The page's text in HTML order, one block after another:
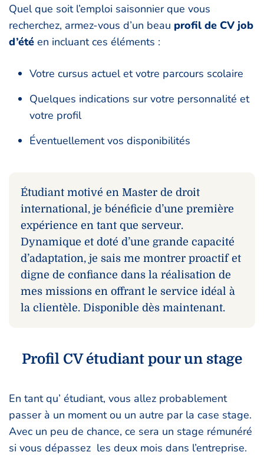
Quel que soit l’emploi saisonnier que vous
recherchez, armez-vous d’un beau profil de CV job
d’été en incluant ces éléments :
Votre cursus actuel et votre parcours scolaire
Quelques indications sur votre personnalité et
votre profil
Éventuellement vos disponibilités
Étudiant motivé en Master de droit
international, je bénéficie d’une première
expérience en tant que serveur.
Dynamique et doté d’une grande capacité
d’adaptation, je sais me montrer proactif et
digne de confiance dans la réalisation de
mes missions en offrant le service idéal à
la clientèle. Disponible dès maintenant.
Profil CV étudiant pour un stage
En tant qu’ étudiant, vous allez probablement
passer à un moment ou un autre par la case stage.
Avec un peu de chance, ce sera un stage rémunéré
si vous dépassez les deux mois dans l’entreprise.